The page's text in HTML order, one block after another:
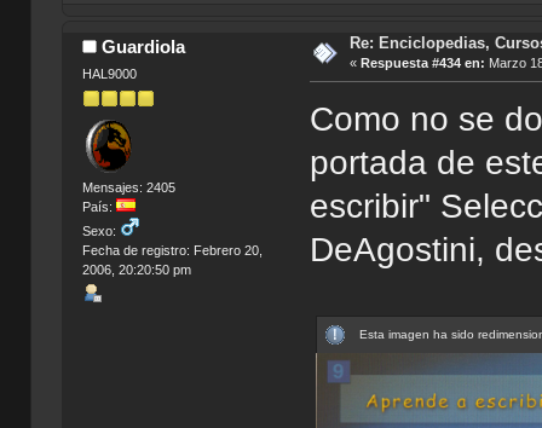
Guardiola
HAL9000
Mensajes: 2405
País:
Sexo:
Fecha de registro: Febrero 20,
2006, 20:20:50 pm
Re: Enciclopedias,
« Respuesta #434 en: Marzo
Como no se
portada de
escribir"
DeAgostini,
Esta imagen ha sido